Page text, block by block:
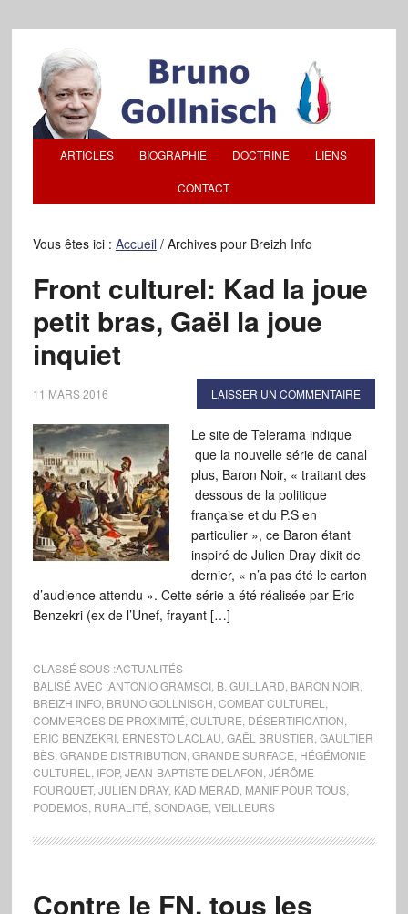
ARTICLES BIOGRAPHIE DOCTRINE LIENS
CONTACT
Vous êtes ici : Accueil /Archives pour Breizh Info
Front culturel: Kad la joue
petit bras, Gaël la joue
inquiet
11 MARS 2016 LAISSER UN COMMENTAIRE
Le site de Telerama indique
que la nouvelle série de canal
plus, Baron Noir, « traitant des
dessous de la politique
française et du P.S en
particulier », ce Baron étant
inspiré de Julien Dray dixit de
dernier, « n’a pas été le carton
d’audience attendu ». Cette série a été réalisée par Eric
Benzekri (ex de l’Unef, frayant […]
CLASSÉ SOUS :ACTUALITÉS
BALISÉ AVEC :ANTONIO GRAMSCI, B. GUILLARD BARON NOIR
BREIZH INFO, BRUNO GOLLNISCH COMBAT CULTUREL
COMMERCES DE PROXIMITÉ CULTURE DÉSERTIFICATION
ERIC BENZEKRI, ERNESTO LACLAU GAËL BRUSTIER GAULTIER
BÈS, GRANDE DISTRIBUTION GRANDE SURFACE HÉGÉMONIE
CULTUREL
IFOP, JEAN-BAPTISTE DELAFON JÉRÔME
FOURQUET, JULIEN DRAY, KAD MERAD MANIF POUR TOUS,
PODEMOS, RURALITÉ SONDAGE VEILLEURS
Contre le FN, tous les